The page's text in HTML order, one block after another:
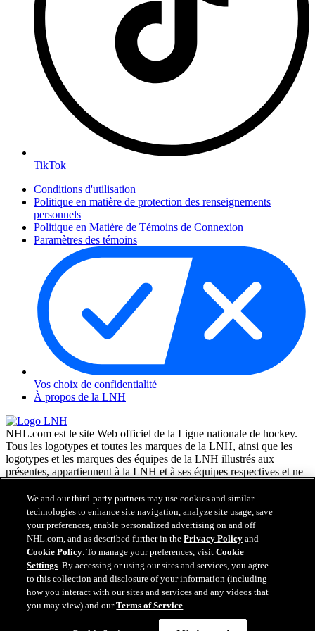
TikTok
Conditions d'utilisation
Politique en matière de protection des renseignements
personnels
Politique en Matière de Témoins de Connexion
Paramètres des témoins
Vos choix de confidentialité
À propos de la LNH
NHL.com est le site Web officiel de la Ligue nationale de hockey.
Tous les logotypes et toutes les marques de la LNH, ainsi que les
logotypes et les marques des équipes de la LNH illustrés aux
présentes, appartiennent à la LNH et à ses équipes respectives et ne
Enterprises, L.P. © LNH 2026. Tous droits réservés. Tous les
chandails d'équipe de la LNH personnalisés avec les noms des
joueurs de la LNH et leurs numéros sont officiellement sous license
de la LNH et de l'AJLNH. Le mot servant de marque Zamboni et la
configuration de la surfaceuse Zamboni sont des marques de
commerce déposées de Frank J. Zamboni & Co., Inc. © Frank J.
Zamboni & Co., Inc. 2026. Tous droits réservés. Toute autre marque
déposée ou tout droit d'auteur d'une tierce partie sont la propriété de
leurs auteurs respectifs. Tous droits réservés.
We and our third-party partners may use cookies and similar
technologies to enhance site navigation, analyze site usage, save
your preferences, enable personalized advertising on and off
NHL.com, and as described further in thePrivacy Policy and
Cookie Policy. To manage your preferences, visitCookie
Settings. By accessing or using our sites and services, you agree
to this collection and disclosure of your information (including
how you interact with our sites and services and any videos that
you may view) and ourTerms of Service.